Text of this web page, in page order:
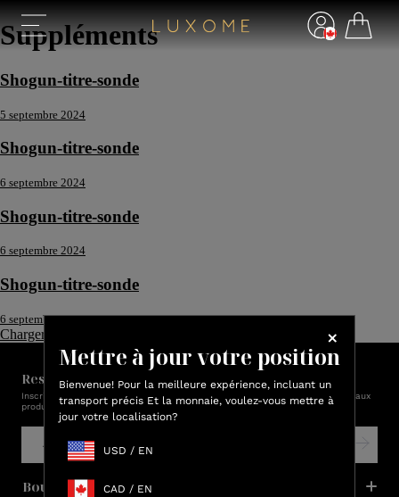
Mettre à jour votre position
Bienvenue! Pour la meilleure expérience, incluant un
transport précis Et la monnaie, voulez-vous mettre à
jour votre localisation?
USD / EN
CAD / EN
Suppléments
Shogun-titre-sonde
5 septembre 2024
Shogun-titre-sonde
6 septembre 2024
Shogun-titre-sonde
6 septembre 2024
Shogun-titre-sonde
6 septembre 2024
Charger plus ↓
Restez en contact avec nous!
Inscrivez-vous et soyez le premier à être informé des promotions, des nouveaux
produits et des ventes.
Boutique